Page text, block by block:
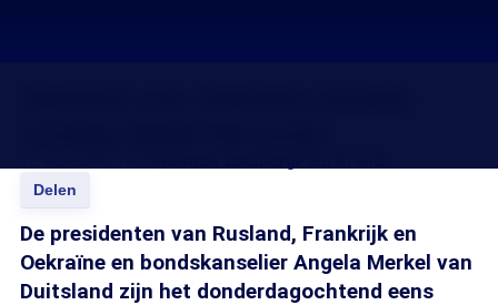
Delen
De presidenten van Rusland, Frankrijk en
Oekraïne en bondskanselier Angela Merkel van
Duitsland zijn het donderdagochtend eens